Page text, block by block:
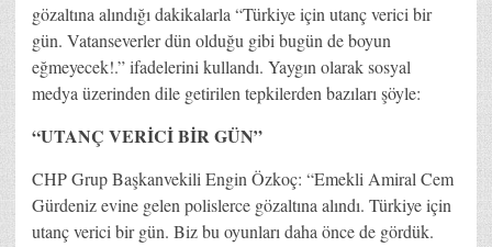
gözaltına alındığı dakikalarla “Türkiye için utanç verici bir
gün. Vatanseverler dün olduğu gibi bugün de boyun
eğmeyecek!.” ifadelerini kullandı. Yaygın olarak sosyal
medya üzerinden dile getirilen tepkilerden bazıları şöyle:
“UTANÇ VERİCİ BİR GÜN”
CHP Grup Başkanvekili Engin Özkoç: “Emekli Amiral Cem
Gürdeniz evine gelen polislerce gözaltına alındı. Türkiye için
utanç verici bir gün. Biz bu oyunları daha önce de gördük.